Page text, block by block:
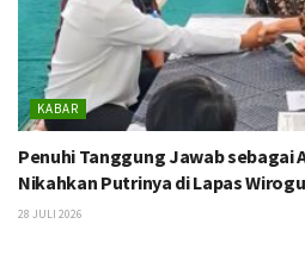
KABAR
Penuhi Tanggung Jawab sebagai
Nikahkan Putrinya di Lapas
28 JULI 2026